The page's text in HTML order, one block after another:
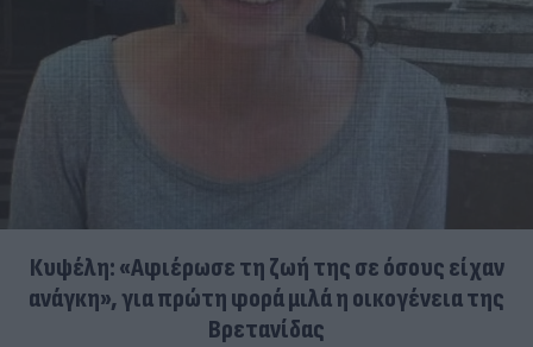
Κυψέλη: «Αφιέρωσε τη ζωή της σε όσους είχαν
ανάγκη», για πρώτη φορά μιλά η οικογένεια της
Βρετανίδας